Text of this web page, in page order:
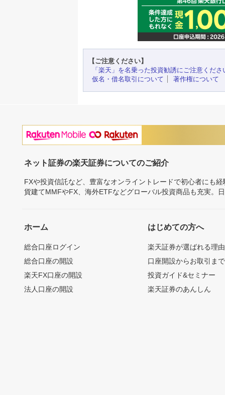
【ご注意ください】
「楽天」を名乗った投資勧誘にご注意くださ
仮名・借名取引について
著作権について
ネット証券の楽天証券についてのご紹介
FXや投資信託など、豊富なオンライントレードで初心者にも
貨建てMMFやFX、海外ETFなどグローバル投資商品も充実。
ホーム
総合口座ログイン
総合口座の開設
楽天FX口座の開設
法人口座の開設
はじめての方へ
楽天証券が選ばれる理由
口座開設からお取引ま
投資ガイド&セミナー
楽天証券のあんしん